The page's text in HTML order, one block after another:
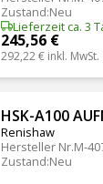
Zustand:Neu
Lieferzeit ca. 3
245,56 €
292,22 € inkl. MwSt.
HSK-A100
Renishaw
Hersteller Nr.M-
Zustand:Neu